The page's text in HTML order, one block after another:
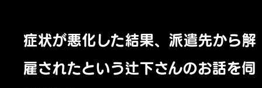
症状が悪化した結果、派遣先から解
雇されたという辻下さんのお話を伺